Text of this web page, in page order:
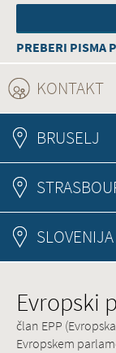
PREBERI PISMA
KONTAKT
BRUSELJ
SLOVENIJA
Evropski
član EPP
Evropskem